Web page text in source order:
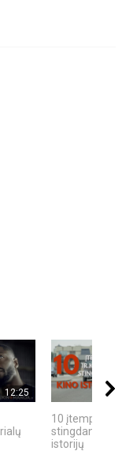
12:25
10 įtemptų,
stingdančių
istorijų